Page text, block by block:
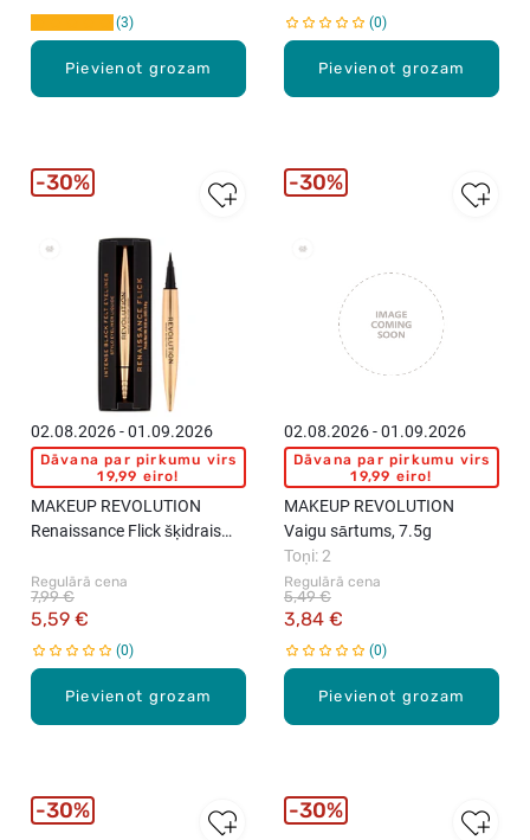
Pievienot grozam
3
Pievienot grozam
0
Pievienot grozam
02.08.2026 - 01.09.2026
Dāvana par pirkumu virs
19,99 eiro!
MAKEUP REVOLUTION
Renaissance Flick šķidrais
Regulārā cena
5,59 €
7,99 €
0
30%
Pievienot grozam
02.08.2026 - 01.09.2026
Dāvana par pirkumu virs
19,99 eiro!
MAKEUP REVOLUTION
Vaigu sārtums, 7.5g
Regulārā cena
3,84 €
5,49 €
Toņi: 2
0
30%
30% 30%